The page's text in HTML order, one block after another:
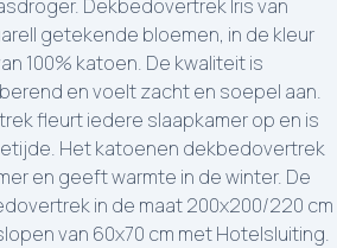
Dekbedovertrek Iris van
getekende bloemen, in de kleur
100% katoen. De kwaliteit is
en voelt zacht en soepel aan.
fleurt iedere slaapkamer op en is
Het katoenen dekbedovertrek
en geeft warmte in de winter. De
in de maat 200x200/220 cm
van 60x70 cm met Hotelsluiting.